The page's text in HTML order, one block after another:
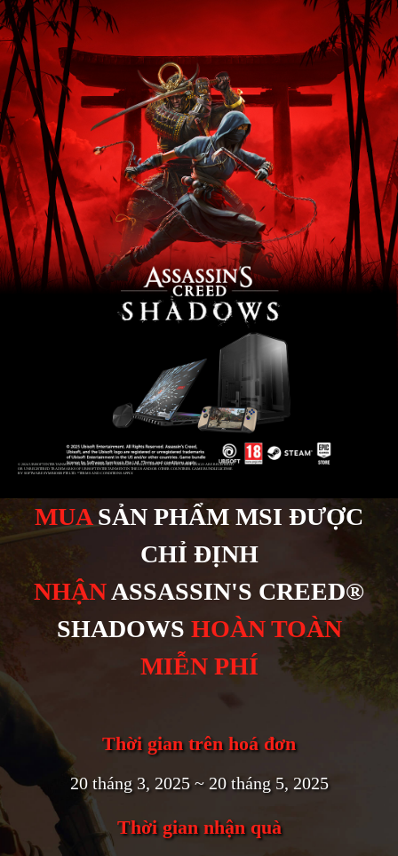
© 2024 UBISOFT ENTERTAINMENT. ALL RIGHTS RESERVED. ASSASSIN’S CREED, UBISOFT, AND THE UBISOFT LOGO ARE REGISTERED
OR UNREGISTERED TRADEMARKS OF UBISOFT ENTERTAINMENT IN THE US AND/OR OTHER COUNTRIES. GAME BUNDLE LICENSE
BY SOFTWARE SYMBIOSIS PTE LTD. *TERMS AND CONDITIONS APPLY.
MUASẢN PHẨM MSI ĐƯỢC
CHỈ ĐỊNH
NHẬNASSASSIN'S CREED®
SHADOWS HOÀN TOÀN
MIỄN PHÍ
Thời gian trên hoá đơn
20 tháng 3, 2025 ~ 20 tháng 5, 2025
Thời gian nhận quà